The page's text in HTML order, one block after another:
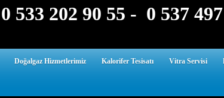
0 533 202 90 55 - 0 537
Doğalgaz Hizmetlerimiz Kalorifer Tesisatı Vitra Servisi